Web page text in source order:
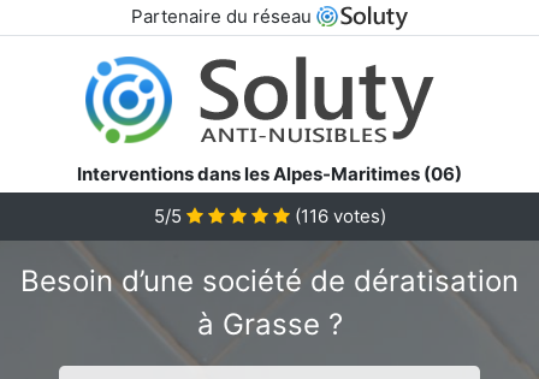
Partenaire du réseau
Interventions dans les Alpes-Maritimes (06)
5/5
(116votes)
Besoin d’une société de dératisation
à Grasse ?